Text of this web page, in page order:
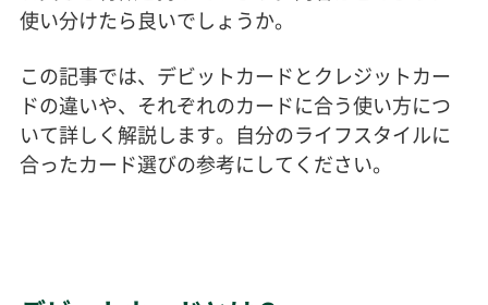
使い分けたら良いでしょうか。
この記事では、デビットカードとクレジットカー
ドの違いや、それぞれのカードに合う使い方につ
いて詳しく解説します。自分のライフスタイルに
合ったカード選びの参考にしてください。